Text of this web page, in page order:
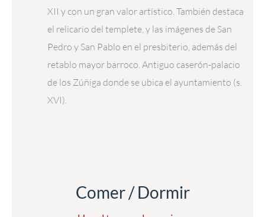
XII y con un gran valor artístico. También destaca
el relicario del templete, y las imágenes de San
Pedro y San Pablo en el presbiterio, además del
retablo mayor barroco. Antiguo caserón-palacio
de los Zúñiga donde se ubica el ayuntamiento (s.
XVI).
Comer / Dormir